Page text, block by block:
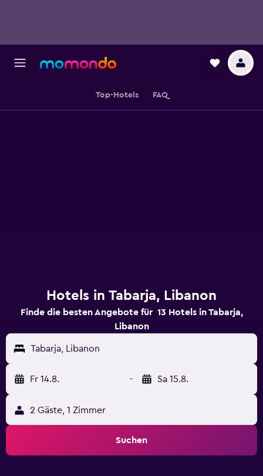
Top-Hotels FAQ
Hotels in Tabarja, Libanon
Finde die besten Angebote für 13 Hotels in Tabarja,
Libanon
Tabarja, Libanon
Fr 14.8. - Sa 15.8.
2 Gäste, 1 Zimmer
Suchen